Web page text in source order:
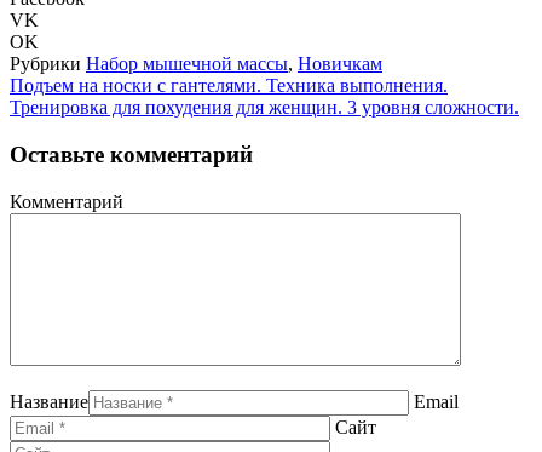
VK
OK
Рубрики Набор мышечной массы, Новичкам
Подъем на носки с гантелями. Техника выполнения.
Тренировка для похудения для женщин. 3 уровня сложности.
Оставьте комментарий
Комментарий
Название
Email
Сайт